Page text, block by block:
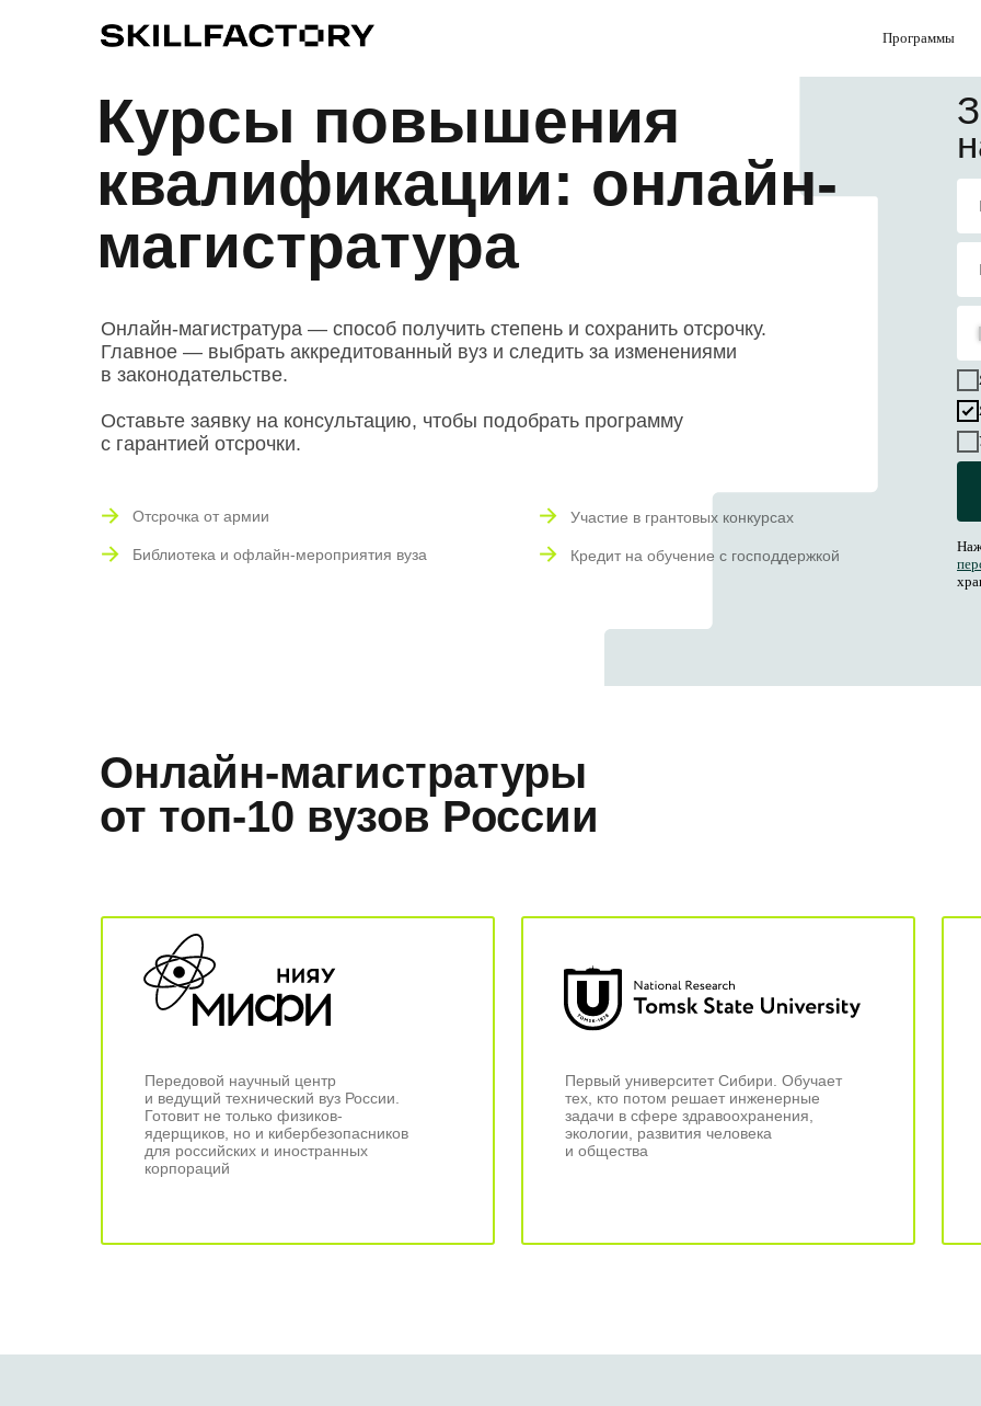
Программы
Курсы повышения
квалификации: онлайн-
магистратура
Онлайн-магистратура — способ получить степень и сохранить отсрочку.
Главное — выбрать аккредитованный вуз и следить за изменениями
в законодательстве.
Оставьте заявку на консультацию, чтобы подобрать программу
с гарантией отсрочки.
Отсрочка от армии
Библиотека и офлайн-мероприятия вуза
Участие в грантовых конкурсах
Кредит на обучение с господдержкой
Онлайн-магистратуры
от топ-10 вузов России
Первый университет Сибири. Обучает
тех, кто потом решает инженерные
задачи в сфере здравоохранения,
экологии, развития человека
и общества
Передовой научный центр
и ведущий технический вуз России.
Готовит не только физиков-
ядерщиков, но и кибербезопасников
для российских и иностранных
корпораций